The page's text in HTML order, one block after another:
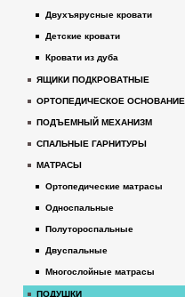
Двухъярусные кровати
Детские кровати
Кровати из дуба
ЯЩИКИ ПОДКРОВАТНЫЕ
ОРТОПЕДИЧЕСКОЕ ОСНОВАНИЕ
ПОДЪЕМНЫЙ МЕХАНИЗМ
СПАЛЬНЫЕ ГАРНИТУРЫ
МАТРАСЫ
Ортопедические матрасы
Односпальные
Полутороспальные
Двуспальные
Многослойные матрасы
ПОДУШКИ